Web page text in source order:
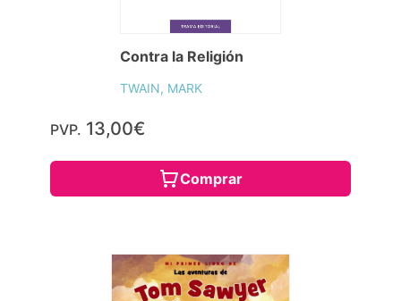
Contra la Religión
TWAIN, MARK
PVP. 13,00€
Comprar